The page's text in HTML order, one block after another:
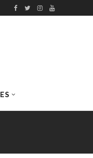
DERNIERS ARTICLES